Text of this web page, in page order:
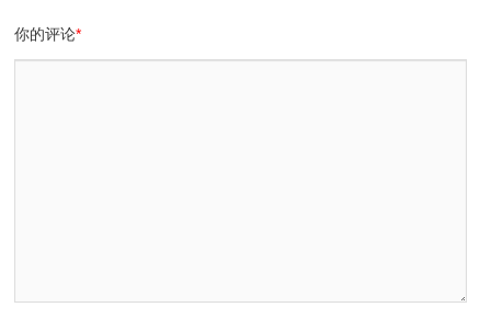
你的评论*